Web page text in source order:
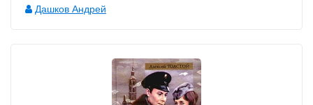
Дашков Андрей